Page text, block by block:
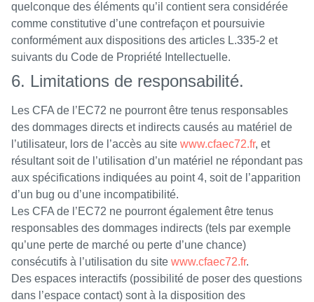
quelconque des éléments qu’il contient sera considérée
comme constitutive d’une contrefaçon et poursuivie
conformément aux dispositions des articles L.335-2 et
suivants du Code de Propriété Intellectuelle.
6. Limitations de responsabilité.
Les CFA de l’EC72 ne pourront être tenus responsables
des dommages directs et indirects causés au matériel de
l’utilisateur, lors de l’accès au site www.cfaec72.fr, et
résultant soit de l’utilisation d’un matériel ne répondant pas
aux spécifications indiquées au point 4, soit de l’apparition
d’un bug ou d’une incompatibilité.
Les CFA de l’EC72 ne pourront également être tenus
responsables des dommages indirects (tels par exemple
qu’une perte de marché ou perte d’une chance)
consécutifs à l’utilisation du site www.cfaec72.fr.
Des espaces interactifs (possibilité de poser des questions
dans l’espace contact) sont à la disposition des